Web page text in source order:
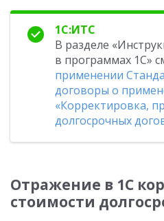
1С:ИТС
В разделе
в программах 1С»
применении
договоры о
«Корректировка,
долгосрочных
Отражение в 1С
стоимости